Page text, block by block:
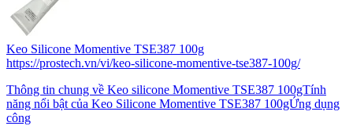
Keo Silicone Momentive TSE387 100g
https://prostech.vn/vi/keo-silicone-momentive-tse387-100g/
Thông tin chung về Keo silicone Momentive TSE387 100gTính
năng nổi bật của Keo Silicone Momentive TSE387 100gỨng dụng
công